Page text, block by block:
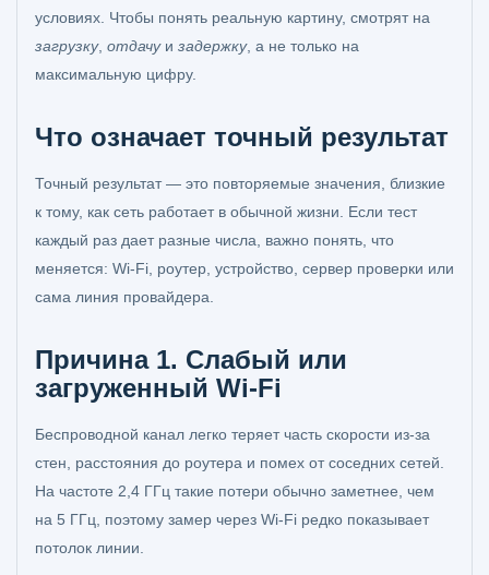
условиях. Чтобы понять реальную картину, смотрят на
загрузку, отдачуи задержку, а не только на
максимальную цифру.
Что означает точный результат
Точный результат — это повторяемые значения, близкие
к тому, как сеть работает в обычной жизни. Если тест
каждый раз дает разные числа, важно понять, что
меняется: Wi‑Fi, роутер, устройство, сервер проверки или
сама линия провайдера.
Причина 1. Слабый или
загруженный Wi‑Fi
Беспроводной канал легко теряет часть скорости из-за
стен, расстояния до роутера и помех от соседних сетей.
На частоте 2,4 ГГц такие потери обычно заметнее, чем
на 5 ГГц, поэтому замер через Wi‑Fi редко показывает
потолок линии.